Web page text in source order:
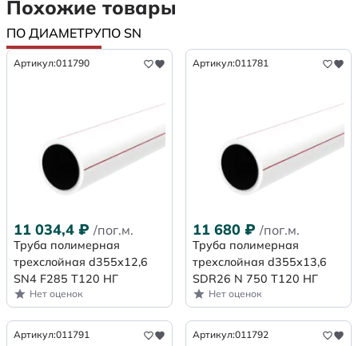
Похожие товары
ПО ДИАМЕТРУПО SN
Артикул:011790
11 034,4 ₽ /пог.м.
Труба полимерная
трехслойная d355х12,6
SN4 F285 Т120 НГ
Нет оценок
Артикул:011781
11 680 ₽ /пог.м.
Труба полимерная
трехслойная d355x13,6
SDR26 N 750 Т120 НГ
Нет оценок
Артикул:011791 Артикул:011792